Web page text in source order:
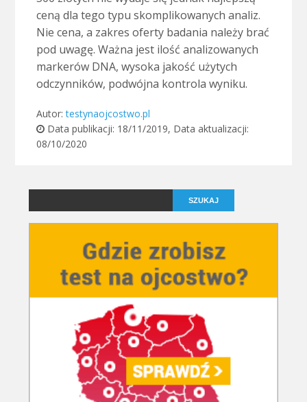
ceną dla tego typu skomplikowanych analiz.
Nie cena, a zakres oferty badania należy brać
pod uwagę. Ważna jest ilość analizowanych
markerów DNA, wysoka jakość użytych
odczynników, podwójna kontrola wyniku.
Autor:testynaojcostwo.pl
Data publikacji: 18/11/2019, Data aktualizacji:
08/10/2020